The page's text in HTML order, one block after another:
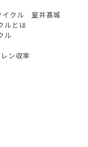
イクル 室井髙城
ルとは
ル
ン収率